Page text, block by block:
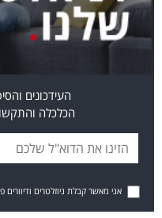
העידכונים
הכלכלה
אני מאשר קבלת ניוזלטרים ודיוורים